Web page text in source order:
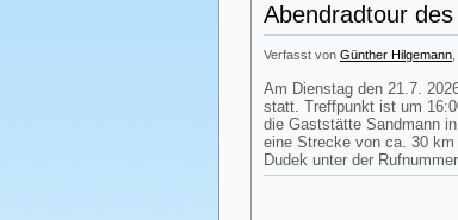
Abendradtour
Verfasst von Günther Hilgemann
Am Dienstag den 21.7.
statt. Treffpunkt ist um
die Gaststätte Sandmann
eine Strecke von ca. 30 km
Dudek unter der